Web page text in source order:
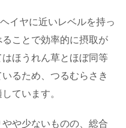
イヤに近いレベルを持っ
ことで効率的に摂取が
ほうれん草とほぼ同等
るため、つるむらさき
ています。
や少ないものの、総合